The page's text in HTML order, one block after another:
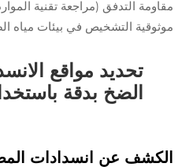
موثوقية التشخيص في بيئات مياه
تحديد مواقع
الضخ بدقة
الكشف عن انسدادات